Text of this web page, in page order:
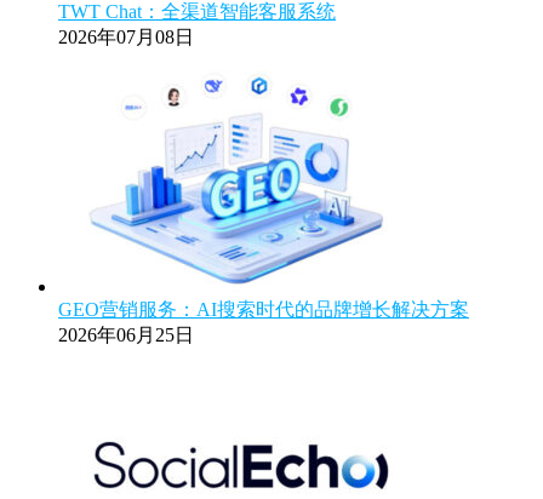
TWT Chat：全渠道智能客服系统
2026年07月08日
GEO营销服务：AI搜索时代的品牌增长解决方案
2026年06月25日